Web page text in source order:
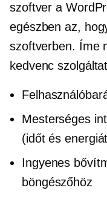
szoftver a
egészben az,
szoftverben. Íme
kedvenc
Mesterséges
(időt és
Ingyenes
böngészőhöz